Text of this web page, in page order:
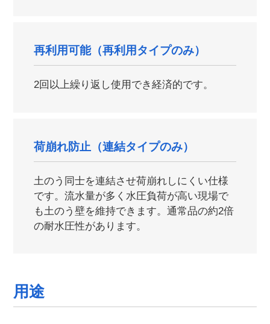
再利用可能（再利用タイプのみ）
2回以上繰り返し使用でき経済的です。
荷崩れ防止（連結タイプのみ）
土のう同士を連結させ荷崩れしにくい仕様
です。流水量が多く水圧負荷が高い現場で
も土のう壁を維持できます。通常品の約2倍
の耐水圧性があります。
用途